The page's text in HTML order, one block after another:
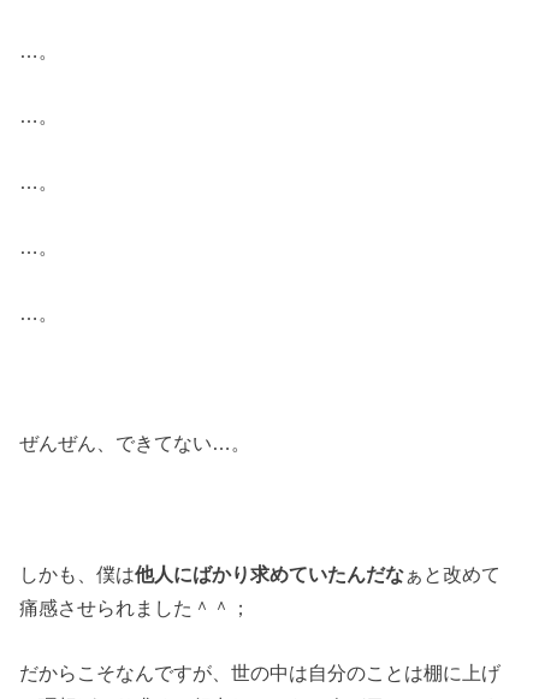
…。
…。
…。
…。
ぜんぜん、できてない…。
しかも、僕は他人にばかり求めていたんだなぁと改めて
痛感させられました＾＾；
だからこそなんですが、世の中は自分のことは棚に上げ